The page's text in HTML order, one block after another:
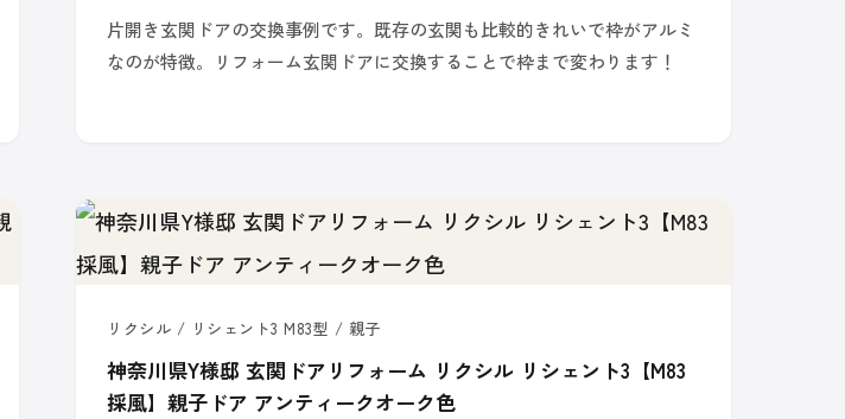
片開き玄関ドアの交換事例です。既存の玄関も比較的きれいで枠がアルミ
なのが特徴。リフォーム玄関ドアに交換することで枠まで変わります！
リクシル / リシェント3 M83型 / 親子
神奈川県Y様邸 玄関ドアリフォーム リクシル リシェント3【M83
採風】親子ドア アンティークオーク色